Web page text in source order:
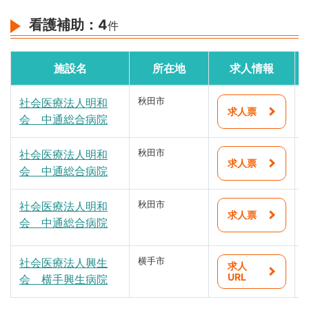
看護補助： 4件
施設名 所在地 求人情報
社会医療法人明和
会 中通総合病院
秋田市
求人票
社会医療法人明和
会 中通総合病院
秋田市
求人票
社会医療法人明和
会 中通総合病院
秋田市
求人票
社会医療法人興生
会 横手興生病院
横手市
求人
URL